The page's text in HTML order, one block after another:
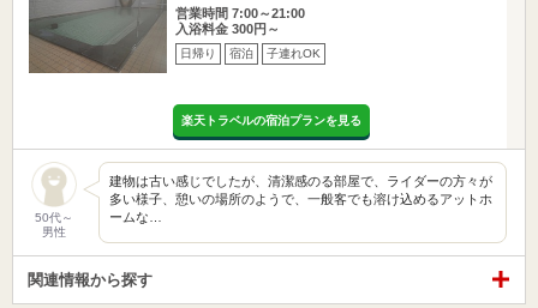
営業時間 7:00～21:00
入浴料金 300円～
日帰り 宿泊 子連れOK
楽天トラベルの宿泊プランを見る
50代～
男性
建物は古い感じでしたが、清潔感のる部屋で、ライダーの方々が
多い様子、憩いの場所のようで、一般客でも溶け込めるアットホ
ームな…
関連情報から探す